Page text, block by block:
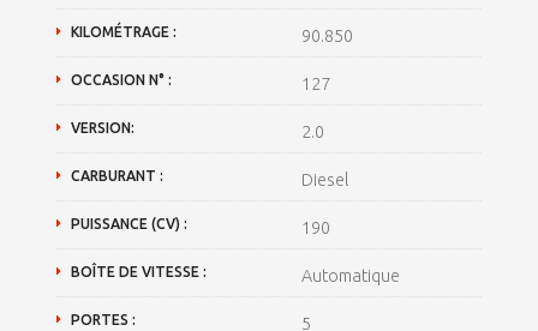
KILOMÉTRAGE : 90.850
OCCASION N° : 127
VERSION: 2.0
CARBURANT : Diesel
PUISSANCE (CV) : 190
BOÎTE DE VITESSE : Automatique
PORTES : 5